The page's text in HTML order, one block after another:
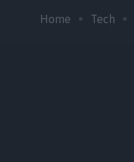
Home Tech